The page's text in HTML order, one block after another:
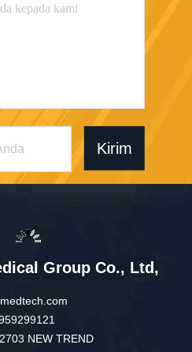
Kirim
Group Co., Ltd,
NEW TREND